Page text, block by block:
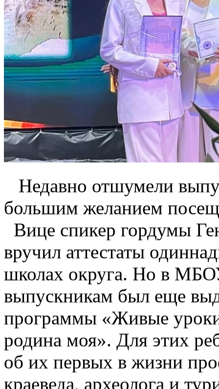
Недавно отшумели
большим желанием
Вице спикер гордумы
вручил аттестаты
школах округа. Но в
выпускникам был еще
программы «Живые
родина моя». Для этих
об их первых в жизни
краеведа, археолога и